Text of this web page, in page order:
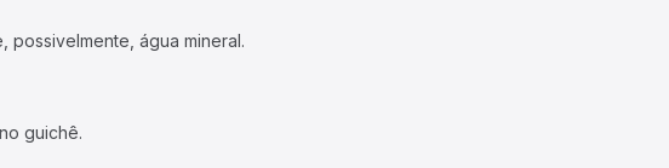
possivelmente, água mineral.
guichê.